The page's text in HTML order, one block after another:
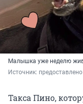
Малышка уже неделю
Источник:
Такса Пино,